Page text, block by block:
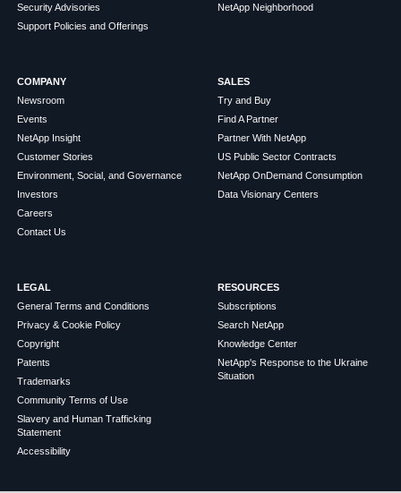
Security Advisories
Support Policies and Offerings
NetApp Neighborhood
COMPANY
Newsroom
Events
NetApp Insight
Customer Stories
Environment, Social, and Governance
Investors
Careers
Contact Us
SALES
Try and Buy
Find A Partner
Partner With NetApp
US Public Sector Contracts
NetApp OnDemand Consumption
Data Visionary Centers
LEGAL
General Terms and Conditions
Privacy & Cookie Policy
Copyright
Patents
Trademarks
Community Terms of Use
Slavery and Human Trafficking
Statement
Accessibility
RESOURCES
Subscriptions
Search NetApp
Knowledge Center
NetApp's Response to the Ukraine
Situation